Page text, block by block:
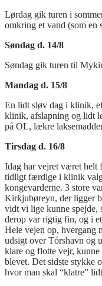
Lørdag gik turen i
omkring et vand (som en
Søndag d. 14/8
Søndag gik turen til
Mandag d. 15/8
En lidt sløv dag i klinik,
klinik, afslapning og lidt
på OL, lækre
Tirsdag d. 16/8
Idag har vejret været helt
tidligt færdige i klinik
kongevarderne. 3 store
Kirkjubøreyn, der ligger
vidt vi lige kunne spejde,
derop var rigtig fin, og i
Hele vejen op, hvergang
udsigt over Tórshavn og
klare og flotte vejr, kunne
blevet. Det sidste stykke
hvor man skal “klatre”